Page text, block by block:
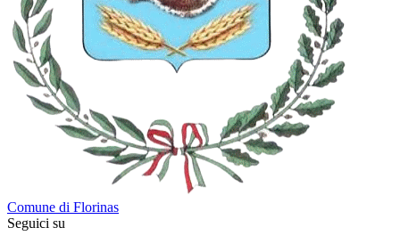
Comune di Florinas
Seguici su